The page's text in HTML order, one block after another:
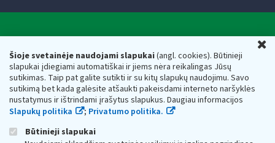
Šioje svetainėje naudojami slapukai(angl. cookies). Būtinieji
slapukai įdiegiami automatiškai ir jiems nėra reikalingas Jūsų
sutikimas. Taip pat galite sutikti ir su kitų slapukų naudojimu. Savo
sutikimą bet kada galėsite atšaukti pakeisdami interneto naršyklės
nustatymus ir ištrindami įrašytus slapukus. Daugiau informacijos
Slapukų politika
; Privatumo politika.
Būtinieji slapukai
Respublikos finansų ministerijos
Biudžetinė įstaiga. Juridinio asmens kodas — 188659752,
adresas: Vasario 16-osios g. 14, 01107 Vilnius, Lietuva, el.paštas:
vmi@vmi.lt, E. pristatymo dėžutės adresas 188659752
Duomenys apie Valstybinę mokesčių inspekciją prie Lietuvos
Respublikos finansų ministerijos kaupiami ir saugomi Juridinių